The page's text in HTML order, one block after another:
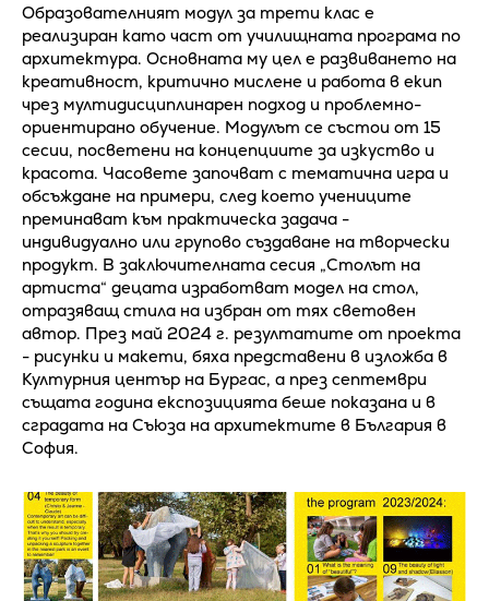
Образователният модул за трети клас е
реализиран като част от училищната програма по
архитектура. Основната му цел е развиването на
креативност, критично мислене и работа в екип
чрез мултидисциплинарен подход и проблемно-
ориентирано обучение. Модулът се състои от 15
сесии, посветени на концепциите за изкуство и
красота. Часовете започват с тематична игра и
обсъждане на примери, след което учениците
преминават към практическа задача -
индивидуално или групово създаване на творчески
продукт. В заключителната сесия „Столът на
артиста“ децата изработват модел на стол,
отразяващ стила на избран от тях световен
автор. През май 2024 г. резултатите от проекта
- рисунки и макети, бяха представени в изложба в
Културния център на Бургас, а през септември
същата година експозицията беше показана и в
сградата на Съюза на архитектите в България в
София.